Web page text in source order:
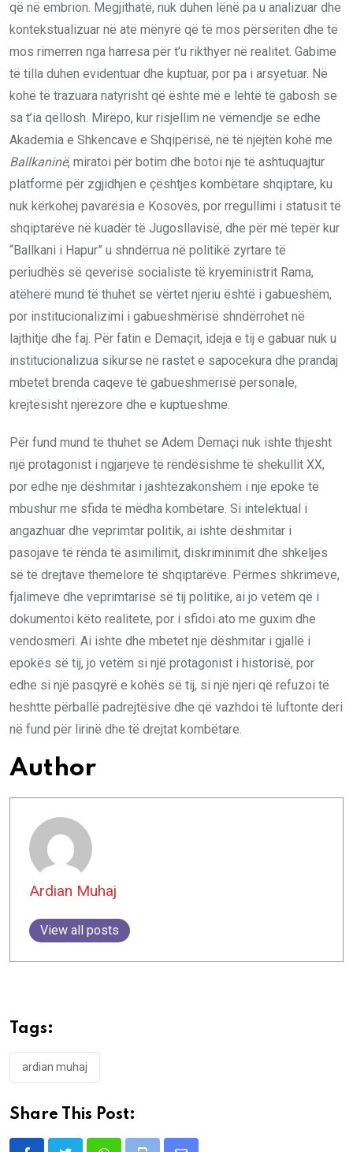
që në embrion. Megjithatë, nuk duhen lënë pa u analizuar dhe
kontekstualizuar në atë mënyrë që të mos përsëriten dhe të
mos rimerren nga harresa për t’u rikthyer në realitet. Gabime
të tilla duhen evidentuar dhe kuptuar, por pa i arsyetuar. Në
kohë të trazuara natyrisht që është më e lehtë të gabosh se
sa t’ia qëllosh. Mirëpo, kur risjellim në vëmendje se edhe
Akademia e Shkencave e Shqipërisë, në të njëjtën kohë me
Ballkaninë, miratoi për botim dhe botoi një të ashtuquajtur
platformë për zgjidhjen e çështjes kombëtare shqiptare, ku
nuk kërkohej pavarësia e Kosovës, por rregullimi i statusit të
shqiptarëve në kuadër të Jugosllavisë, dhe për më tepër kur
“Ballkani i Hapur” u shndërrua në politikë zyrtare të
periudhës së qeverisë socialiste të kryeministrit Rama,
atëherë mund të thuhet se vërtet njeriu është i gabueshëm,
por institucionalizimi i gabueshmërisë shndërrohet në
lajthitje dhe faj. Për fatin e Demaçit, ideja e tij e gabuar nuk u
institucionalizua sikurse në rastet e sapocekura dhe prandaj
mbetet brenda caqeve të gabueshmërisë personale,
krejtësisht njerëzore dhe e kuptueshme.
Për fund mund të thuhet se Adem Demaçi nuk ishte thjesht
një protagonist i ngjarjeve të rëndësishme të shekullit XX,
por edhe një dëshmitar i jashtëzakonshëm i një epoke të
mbushur me sfida të mëdha kombëtare. Si intelektual i
angazhuar dhe veprimtar politik, ai ishte dëshmitar i
pasojave të rënda të asimilimit, diskriminimit dhe shkeljes
së të drejtave themelore të shqiptarëve. Përmes shkrimeve,
fjalimeve dhe veprimtarisë së tij politike, ai jo vetëm që i
dokumentoi këto realitete, por i sfidoi ato me guxim dhe
vendosmëri. Ai ishte dhe mbetet një dëshmitar i gjallë i
epokës së tij, jo vetëm si një protagonist i historisë, por
edhe si një pasqyrë e kohës së tij, si një njeri që refuzoi të
heshtte përballë padrejtësive dhe që vazhdoi të luftonte deri
në fund për lirinë dhe të drejtat kombëtare.
Author
Ardian Muhaj
View all posts
Tags:
ardian muhaj
Share This Post: